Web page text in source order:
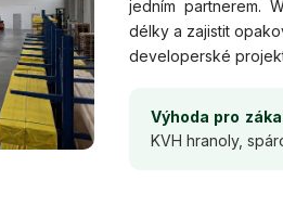
jedním partnerem.
délky a zajistit
developerské
Výhoda pro
KVH hranoly,